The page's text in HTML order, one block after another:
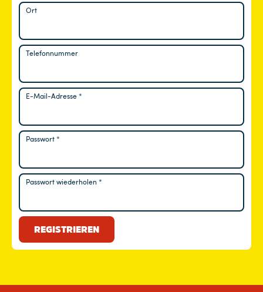
Ort
Telefonnummer
E-Mail-Adresse*
Passwort*
Passwort wiederholen *
REGISTRIEREN